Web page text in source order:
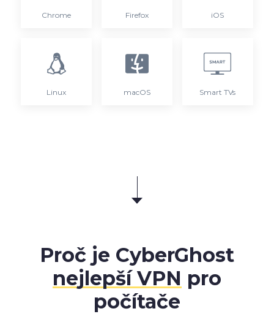
Chrome Firefox iOS
Linux macOS Smart TVs
Proč je CyberGhost
nejlepší VPN pro
počítače